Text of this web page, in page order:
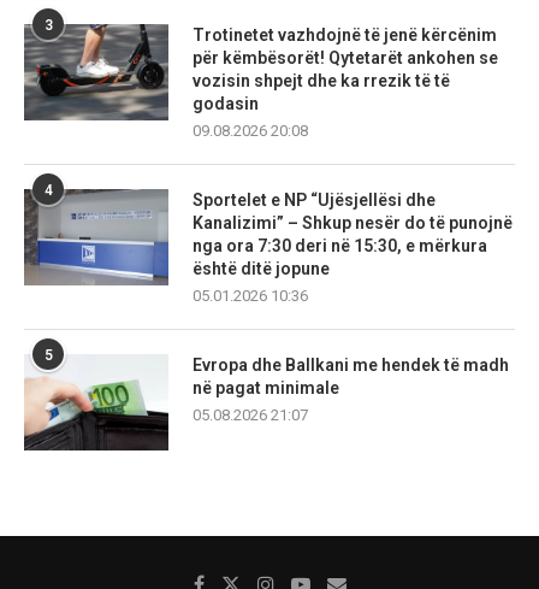
3
Trotinetet vazhdojnë të jenë kërcënim
për këmbësorët! Qytetarët ankohen se
vozisin shpejt dhe ka rrezik të të
godasin
09.08.2026 20:08
4
Sportelet e NP “Ujësjellësi dhe
Kanalizimi” – Shkup nesër do të punojnë
nga ora 7:30 deri në 15:30, e mërkura
është ditë jopune
05.01.2026 10:36
5
Evropa dhe Ballkani me hendek të madh
në pagat minimale
05.08.2026 21:07